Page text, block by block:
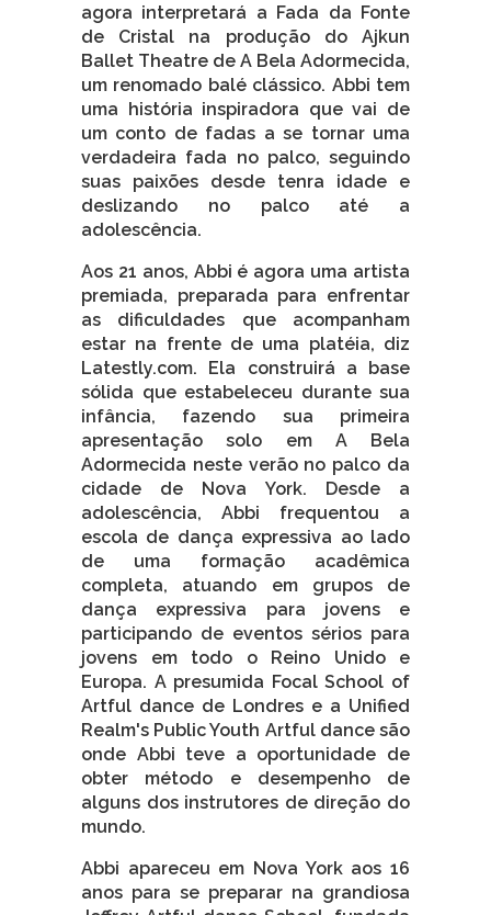
agora interpretará a Fada da Fonte
de Cristal na produção do Ajkun
Ballet Theatre de A Bela Adormecida,
um renomado balé clássico. Abbi tem
uma história inspiradora que vai de
um conto de fadas a se tornar uma
verdadeira fada no palco, seguindo
suas paixões desde tenra idade e
deslizando no palco até a
adolescência.
Aos 21 anos, Abbi é agora uma artista
premiada, preparada para enfrentar
as dificuldades que acompanham
estar na frente de uma platéia, diz
Latestly.com. Ela construirá a base
sólida que estabeleceu durante sua
infância, fazendo sua primeira
apresentação solo em A Bela
Adormecida neste verão no palco da
cidade de Nova York. Desde a
adolescência, Abbi frequentou a
escola de dança expressiva ao lado
de uma formação acadêmica
completa, atuando em grupos de
dança expressiva para jovens e
participando de eventos sérios para
jovens em todo o Reino Unido e
Europa. A presumida Focal School of
Artful dance de Londres e a Unified
Realm's Public Youth Artful dance são
onde Abbi teve a oportunidade de
obter método e desempenho de
alguns dos instrutores de direção do
mundo.
Abbi apareceu em Nova York aos 16
anos para se preparar na grandiosa